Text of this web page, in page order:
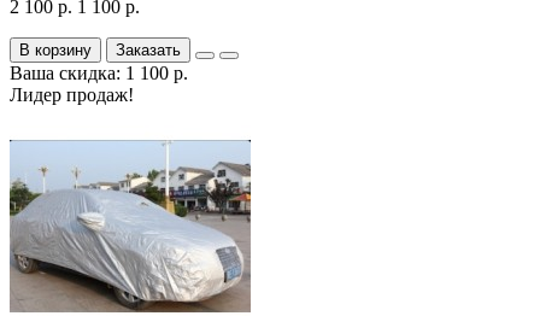
2 100 р. 1 100 р.
В корзину Заказать
Ваша скидка: 1 100 р.
Лидер продаж!